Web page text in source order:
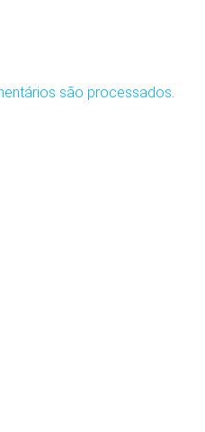
são processados.